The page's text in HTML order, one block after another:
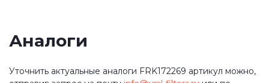
Аналоги
Уточнить актуальные аналоги FRK172269 артикул можно,